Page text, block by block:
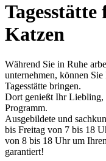
Katzen
Während Sie in Ruhe
unternehmen, können
Tagesstätte bringen.
Dort genießt Ihr Liebling,
Programm.
Ausgebildete und
bis Freitag von 7 bis 18
von 8 bis 18 Uhr um
garantiert!